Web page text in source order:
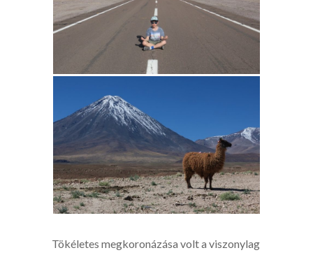
Tökéletes megkoronázása volt a viszonylag